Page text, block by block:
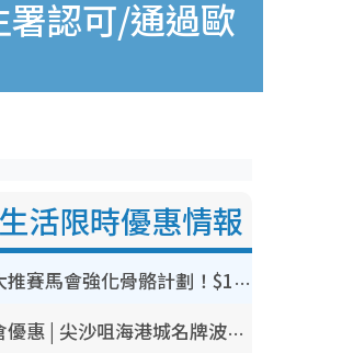
認可/通過歐
活限時優惠情報
港大推賽馬會強化骨骼計劃！$100骨質密度X光檢查 完成免費運動訓練送超市禮券！附參加資格
開倉優惠 | 尖沙咀海港城名牌波鞋開倉低至1折！On鞋$899起／Joy&Peace鞋履$98起